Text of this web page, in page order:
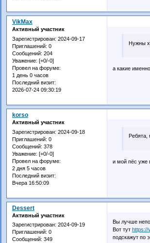
VikMax
Активный участник
Зарегистрирован: 2024-09-17
Приглашений: 0
Сообщений: 204
Уважение: [+0/-0]
Провел на форуме:
1 день 0 часов
Последний визит:
2026-07-24 09:30:19
Нужны
а какие
korso
Активный участник
Зарегистрирован: 2024-09-18
Приглашений: 0
Сообщений: 378
Уважение: [+0/-0]
Провел на форуме:
2 дня 5 часов
Последний визит:
Вчера 16:50:09
Ребята,
и мой пёс уже
Dessert
Активный участник
Зарегистрирован: 2024-09-19
Приглашений: 0
Сообщений: 349
Вы лучше
Вот тут https://
подскажут по